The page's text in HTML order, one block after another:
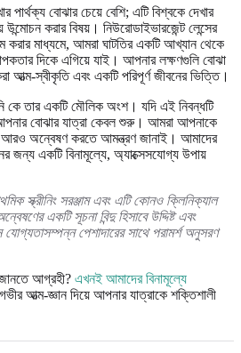
পার্থক্য বোঝার চেয়ে বেশি; এটি বিশ্বকে দেখার
করার বিষয়। নিউরোডাইভারজেন্ট লেন্সের
করার মাধ্যমে, আমরা ঘাটতির একটি আখ্যান থেকে
দিকে এগিয়ে যাই। আপনার লক্ষণগুলি বোঝা
আত্ম-স্বীকৃতি এবং একটি পরিপূর্ণ জীবনের ভিত্তি।
তার একটি মৌলিক অংশ। যদি এই নিবন্ধটি
বোঝার যাত্রা কেবল শুরু। আমরা আপনাকে
আরও অন্বেষণ করতে আমন্ত্রণ জানাই। আমাদের
জন্য একটি বিনামূল্যে, অ্যাক্সেসযোগ্য উপায়
স্ক্রীনিং সরঞ্জাম এবং এটি কোনও ক্লিনিক্যাল
একটি সূচনা বিন্দু হিসাবে উদ্দিষ্ট এবং
পেশাদারের সাথে পরামর্শ অনুসরণ
আগ্রহী? এখনই আমাদের বিনামূল্যে
আত্ম-জ্ঞান দিয়ে আপনার যাত্রাকে শক্তিশালী